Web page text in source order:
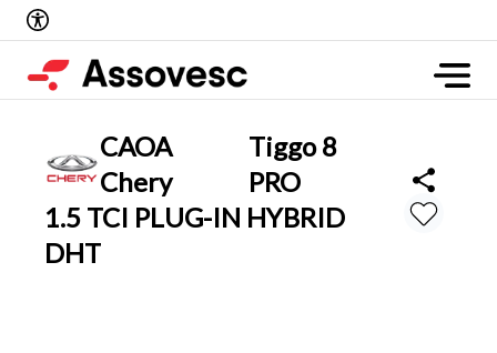
CAOA
Chery
Tiggo 8
PRO
1.5 TCI PLUG-IN HYBRID
DHT